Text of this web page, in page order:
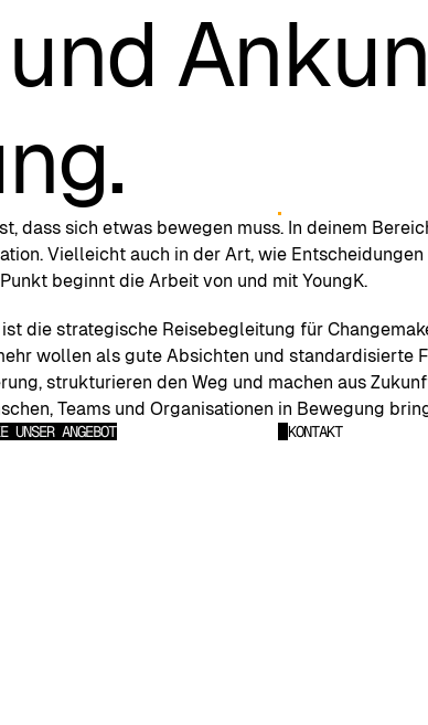
dass sich etwas bewegen muss. In deinem
Vielleicht auch in der Art, wie Entscheidungen
beginnt die Arbeit von und mit YoungK.
ist die strategische Reisebegleitung für
wollen als gute Absichten und standardisierte
strukturieren den Weg und machen aus
Teams und Organisationen in Bewegung
UNSER ANGEBOT KONTAKT